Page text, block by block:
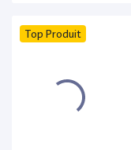
Top Produit